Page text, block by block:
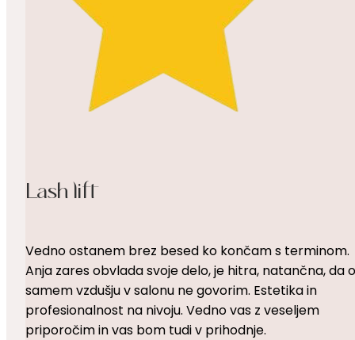
Lash lift
Vedno ostanem brez besed ko končam s terminom.
Anja zares obvlada svoje delo, je hitra, natančna, da o
samem vzdušju v salonu ne govorim. Estetika in
profesionalnost na nivoju. Vedno vas z veseljem
priporočim in vas bom tudi v prihodnje.